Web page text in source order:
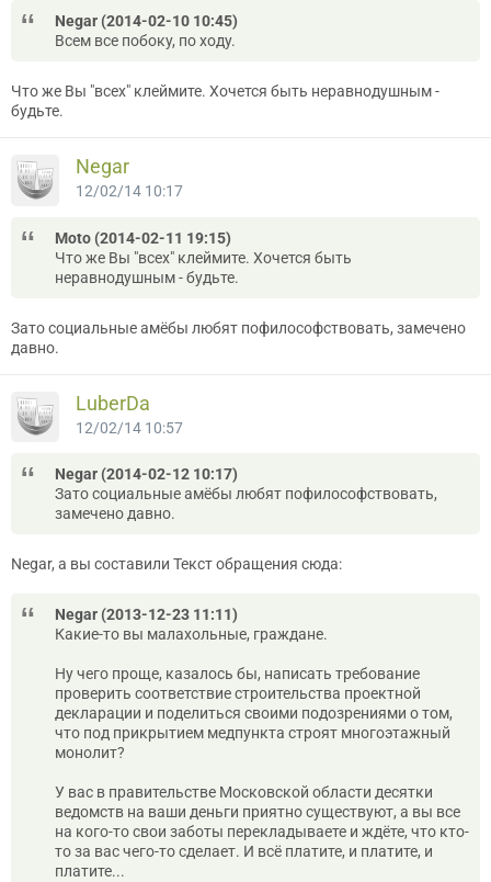
Negar (2014-02-10 10:45)
Всем все побоку, по ходу.
Что же Вы "всех" клеймите. Хочется быть неравнодушным -
будьте.
Negar
12/02/14 10:17
Moto (2014-02-11 19:15)
Что же Вы "всех" клеймите. Хочется быть
неравнодушным - будьте.
Зато социальные амёбы любят пофилософствовать, замечено
давно.
LuberDa
12/02/14 10:57
Negar (2014-02-12 10:17)
Зато социальные амёбы любят пофилософствовать,
замечено давно.
Negar, а вы составили Текст обращения сюда:
Negar (2013-12-23 11:11)
Какие-то вы малахольные, граждане.
Ну чего проще, казалось бы, написать требование
проверить соответствие строительства проектной
декларации и поделиться своими подозрениями о том,
что под прикрытием медпункта строят многоэтажный
монолит?
У вас в правительстве Московской области десятки
ведомств на ваши деньги приятно существуют, а вы все
на кого-то свои заботы перекладываете и ждёте, что кто-
то за вас чего-то сделает. И всё платите, и платите, и
платите...